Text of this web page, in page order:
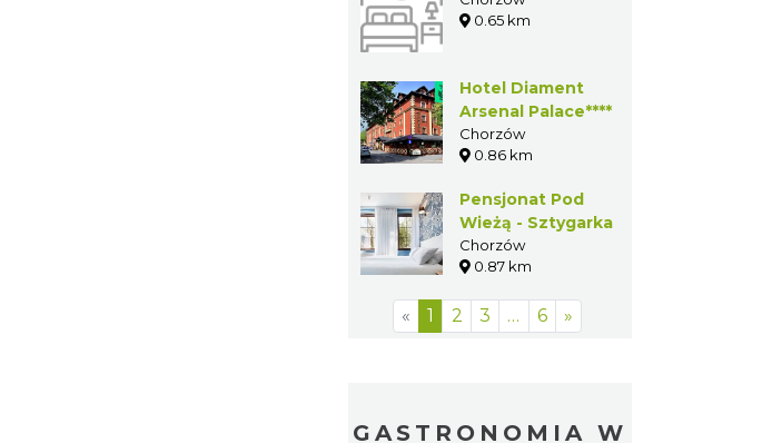
Gościniec
Chorzowski
Hostel
Chorzów
0.65 km
Hotel Diament
Arsenal
Palace****
Chorzów
Pensjonat Pod